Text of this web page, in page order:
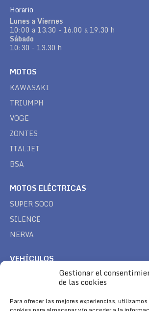
Gestionar el
de las cookies
Para ofrecer las mejores experiencias,
Horario
Lunes a Viernes
10:00 a 13.30 - 16.00 a 19.30 h
Sábado
10:30 - 13.30 h
MOTOS
KAWASAKI
TRIUMPH
VOGE
ZONTES
ITALJET
BSA
MOTOS ELÉCTRICAS
SUPER SOCO
SILENCE
NERVA
VEHÍCULOS
TREK